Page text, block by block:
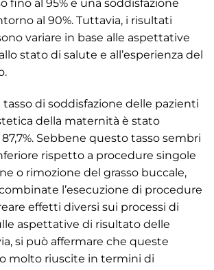
fino al 95% e una soddisfazione
al 90%. Tuttavia, i risultati
variare in base alle aspettative
stato di salute e all’esperienza del
di soddisfazione delle pazienti
della maternità è stato
Sebbene questo tasso sembri
rispetto a procedure singole
o rimozione del grasso buccale,
l’esecuzione di procedure
effetti diversi sui processi di
aspettative di risultato delle
si può affermare che queste
molto riuscite in termini di